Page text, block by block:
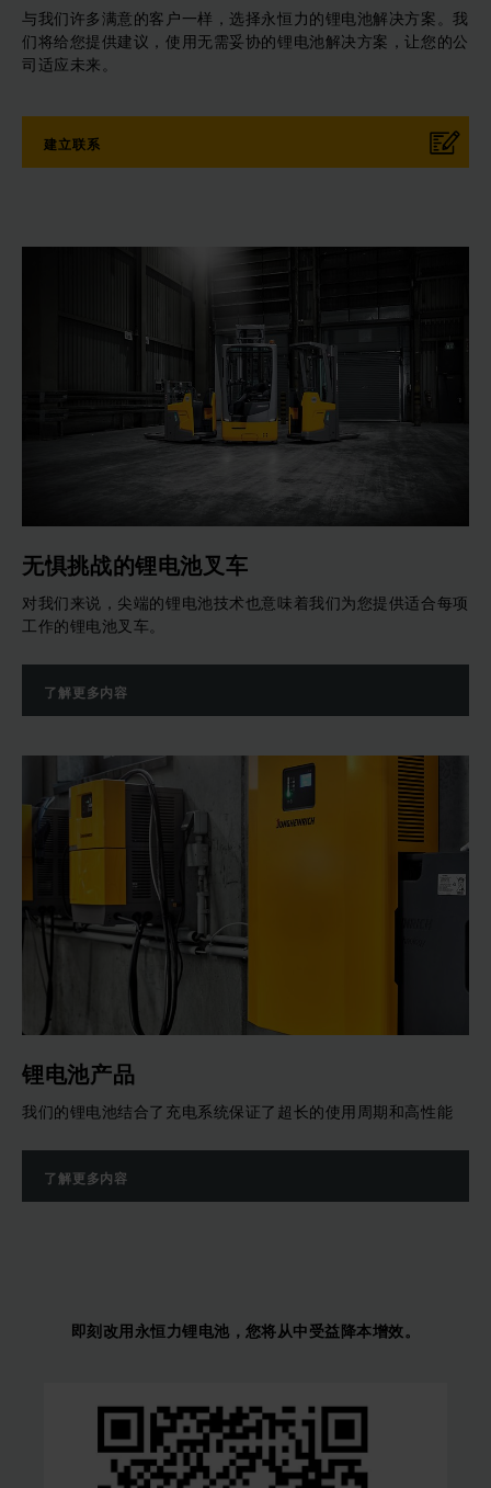
与我们许多满意的客户一样，选择永恒力的锂电池解决方案。我
们将给您提供建议，使用无需妥协的锂电池解决方案，让您的公
司适应未来。
建立联系
无惧挑战的锂电池叉车
对我们来说，尖端的锂电池技术也意味着我们为您提供适合每项
工作的锂电池叉车。
了解更多内容
锂电池产品
我们的锂电池结合了充电系统保证了超长的使用周期和高性能
了解更多内容
即刻改用永恒力锂电池，您将从中受益降本增效。